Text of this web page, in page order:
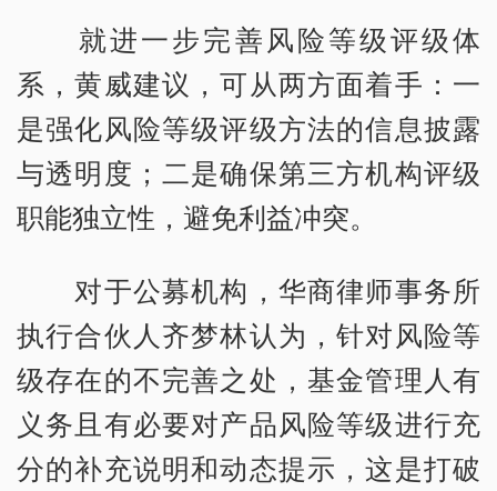
就进一步完善风险等级评级体
系，黄威建议，可从两方面着手：一
是强化风险等级评级方法的信息披露
与透明度；二是确保第三方机构评级
职能独立性，避免利益冲突。
对于公募机构，华商律师事务所
执行合伙人齐梦林认为，针对风险等
级存在的不完善之处，基金管理人有
义务且有必要对产品风险等级进行充
分的补充说明和动态提示，这是打破